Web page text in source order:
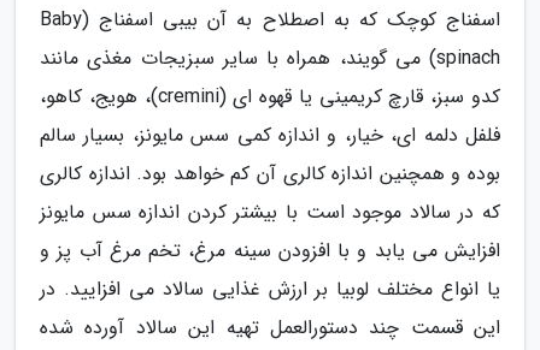
اسفناج کوچک که به اصطلاح به آن بیبی اسفناج (Baby
spinach) می گویند، همراه با سایر سبزیجات مغذی مانند
کدو سبز، قارچ کریمینی یا قهوه ای (cremini)، هویج، کاهو،
فلفل دلمه ای، خیار، و اندازه کمی سس مایونز، بسیار سالم
بوده و همچنین اندازه کالری آن کم خواهد بود. اندازه کالری
که در سالاد موجود است با بیشتر کردن اندازه سس مایونز
افزایش می یابد و با افزودن سینه مرغ، تخم مرغ آب پز و
یا انواع مختلف لوبیا بر ارزش غذایی سالاد می افزایید. در
این قسمت چند دستورالعمل تهیه این سالاد آورده شده